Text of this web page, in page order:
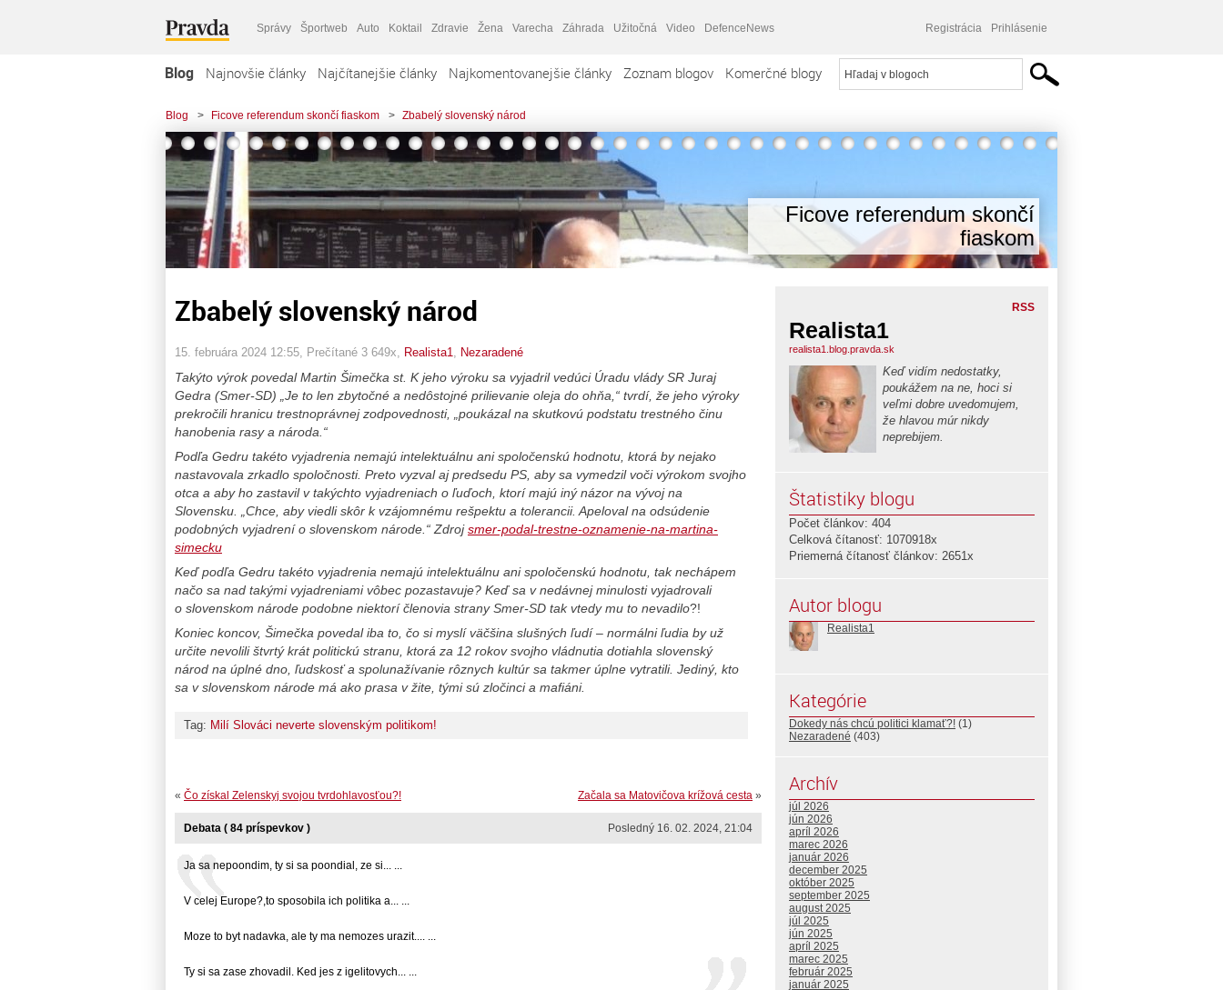
Správy Športweb Auto Koktail Zdravie Žena Varecha Záhrada Užitočná Video DefenceNews Registrácia Prihlásenie
Blog Najnovšie články Najčítanejšie články Najkomentovanejšie články Zoznam blogov Komerčné blogy
Blog > Ficove referendum skončí fiaskom > Zbabelý slovenský národ
Ficove referendum skončí
fiaskom
Zbabelý slovenský národ
15. februára 2024 12:55 , Prečítané 3 649x, Realista1 Nezaradené
Takýto výrok povedal Martin Šimečka st. K jeho výroku sa vyjadrilvedúci Úradu vlády SR Juraj
Gedra (Smer-SD) „Je to len zbytočné a nedôstojné prilievanie oleja do ohňa,“ tvrdí, že jeho výroky
prekročili hranicu trestnoprávnej zodpovednosti, „poukázal na skutkovú podstatu trestného činu
hanobenia rasy a národa.“
Podľa Gedru takéto vyjadrenia nemajú intelektuálnu ani spoločenskú hodnotu, ktorá by nejako
nastavovala zrkadlo spoločnosti. Preto vyzval aj predsedu PS, aby sa vymedzil voči výrokom svojho
otca a aby ho zastavil v takýchto vyjadreniach o ľuďoch, ktorí majú iný názor na vývoj na
Slovensku. „Chce, aby viedli skôr k vzájomnému rešpektu a tolerancii. Apeloval na odsúdenie
podobných vyjadrení o slovenskom národe.“ Zdrojsmer-podal-trestne-oznamenie-na-martina-
simecku
Keď podľa Gedru takéto vyjadrenia nemajú intelektuálnu ani spoločenskú hodnotu, tak nechápem
načo sa nad takými vyjadreniami vôbec pozastavuje? Keď sa v nedávnej minulostivyjadrovali
o slovenskom národe podobne niektorí členovia strany Smer-SD tak vtedy mu to nevadilo?!
Koniec koncov, Šimečka povedal iba to, čo si myslí väčšina slušných ľudí – normálni ľudia by už
určite nevolili štvrtý krát politickú stranu, ktorá za 12 rokov svojho vládnutia dotiahla slovenský
národ na úplné dno, ľudskosť a spolunažívanie rôznych kultúr sa takmer úplne vytratili. Jediný, kto
sa v slovenskom národe má ako prasa v žite , tými sú zločinci a mafiáni.
Tag: Milí Slováci neverte slovenským politikom!
Začala sa Matovičova krížová cesta »
« Čo získal Zelenskyj svojou tvrdohlavosťou?!
Posledný 16. 02. 2024, 21:04
Debata ( 84 príspevkov )
Ja sa nepoondim, ty si sa poondial, ze si... ...
V celej Europe?,to sposobila ich politika a... ...
Moze to byt nadavka, ale ty ma nemozes urazit.... ...
Ty si sa zase zhovadil. Ked jes z igelitovych... ...
RSS
Realista1
realista1.blog.pravda.sk
Keď vidím nedostatky,
poukážem na ne, hoci si
veľmi dobre uvedomujem,
že hlavou múr nikdy
neprebijem.
Štatistiky blogu
Počet článkov: 404
Celková čítanosť: 1070918x
Priemerná čítanosť článkov: 2651x
Autor blogu
Realista1
Kategórie
Dokedy nás chcú politici klamať?! (1)
Nezaradené (403)
Archív
júl 2026
jún 2026
apríl 2026
marec 2026
január 2026
december 2025
október 2025
september 2025
august 2025
júl 2025
jún 2025
apríl 2025
marec 2025
február 2025
január 2025